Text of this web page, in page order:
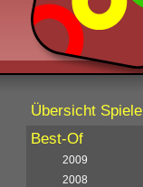
Übersicht Spiele
Best-Of
2009
2008